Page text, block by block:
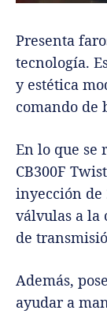
Presenta
tecnología.
y estética
comando de
En lo que se
CB300F
inyección de
válvulas a la
de
Además,
ayudar a